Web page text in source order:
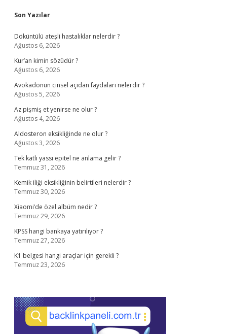
Sidebar
Son Yazılar
Döküntülü ateşli hastalıklar nelerdir ?
Ağustos 6, 2026
Kur’an kimin sözüdür ?
Ağustos 6, 2026
Avokadonun cinsel açıdan faydaları nelerdir ?
Ağustos 5, 2026
Az pişmiş et yenirse ne olur ?
Ağustos 4, 2026
Aldosteron eksikliğinde ne olur ?
Ağustos 3, 2026
Tek katlı yassı epitel ne anlama gelir ?
Temmuz 31, 2026
Kemik iliği eksikliğinin belirtileri nelerdir ?
Temmuz 30, 2026
Xiaomi’de özel albüm nedir ?
Temmuz 29, 2026
KPSS hangi bankaya yatırılıyor ?
Temmuz 27, 2026
K1 belgesi hangi araçlar için gerekli ?
Temmuz 23, 2026